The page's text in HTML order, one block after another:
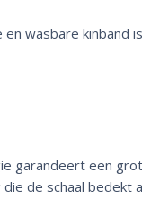
en wasbare
garandeert een
de schaal bedekt